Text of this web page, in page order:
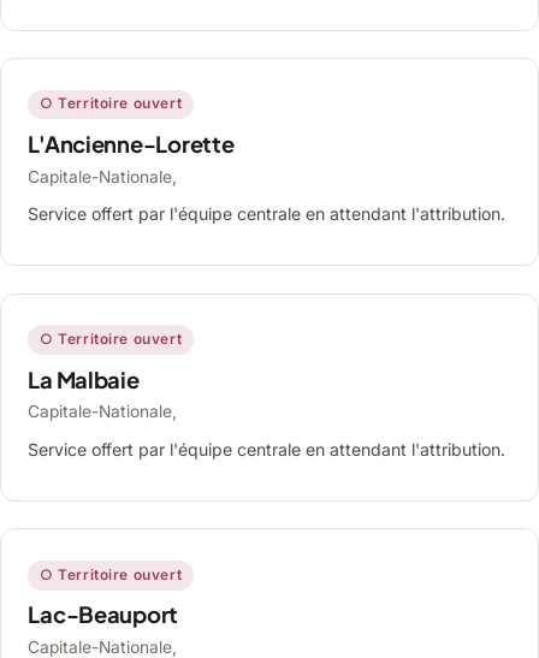
○ Territoire ouvert
L'Ancienne-Lorette
Capitale-Nationale,
Service offert par l'équipe centrale en attendant l'attribution.
○ Territoire ouvert
La Malbaie
Capitale-Nationale,
Service offert par l'équipe centrale en attendant l'attribution.
○ Territoire ouvert
Lac-Beauport
Capitale-Nationale,